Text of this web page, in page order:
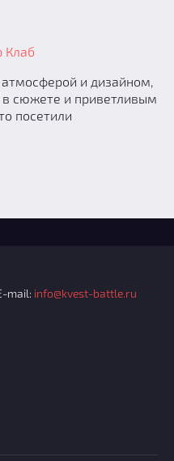
Клаб
и дизайном,
сюжете и приветливым
посетили
mail: info@kvest-battle.ru